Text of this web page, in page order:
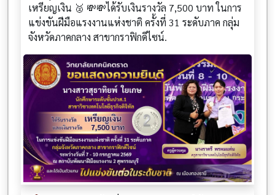
เหรียญเงิน 🥈 💸💸ได้รับเงินรางวัล 7,500 บาท ในการ
แข่งขันฝีมือแรงงานแห่งชาติ ครั้งที่ 31 ระดับภาค กลุ่ม
จังหวัดภาคกลาง สาขากราฟิกดีไซน์.